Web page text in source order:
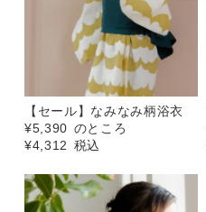
【セール】なみなみ柄浴衣
¥5,390 のところ
¥4,312 税込